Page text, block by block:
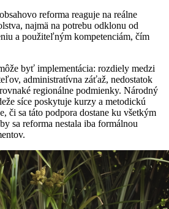
reforma reaguje na reálne
najmä na potrebu odklonu od
a použiteľným kompetenciám, čím
byť implementácia: rozdiely medzi
administratívna záťaž, nedostatok
regionálne podmienky. Národný
síce poskytuje kurzy a metodickú
či sa táto podpora dostane ku všetkým
sa reforma nestala iba formálnou